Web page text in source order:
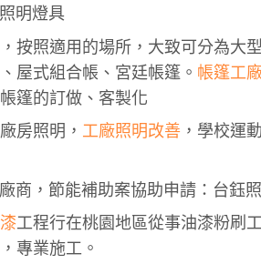
明燈具
按照適用的場所，大致可分為大
屋式組合帳、宮廷帳篷。 帳篷工
篷的訂做、客製化
房照明， 工廠照明改善，學校運
廠商，節能補助案協助申請：台鈺
工程行在桃園地區從事油漆粉刷
專業施工。